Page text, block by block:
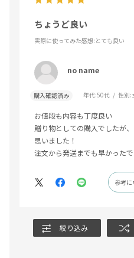
ちょうど良い
実際に使ってみた感想:とても良い
no name
購入確認済み 年代:50代 性別:
お値段も内容も丁度良い
贈り物としての購入でしたが
思いました！
注文から発送までも早かったで
参考に
絞り込み